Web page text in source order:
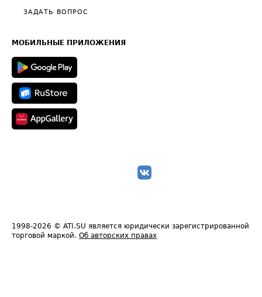
Общие положения
Полезное по перевозкам
Техническая информация
ЗАДАТЬ ВОПРОС
МОБИЛЬНЫЕ ПРИЛОЖЕНИЯ
1998-2026 © ATI.SU является юридически зарегистрированной
торговой маркой. Об авторских правах